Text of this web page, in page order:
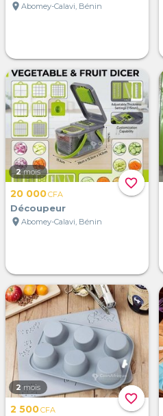
location_on Abomey-Calavi, Bénin
favorite_border
2 mois
20 000CFA
Découpeur
location_on Abomey-Calavi, Bénin
favorite_border
2 mois
2 500CFA